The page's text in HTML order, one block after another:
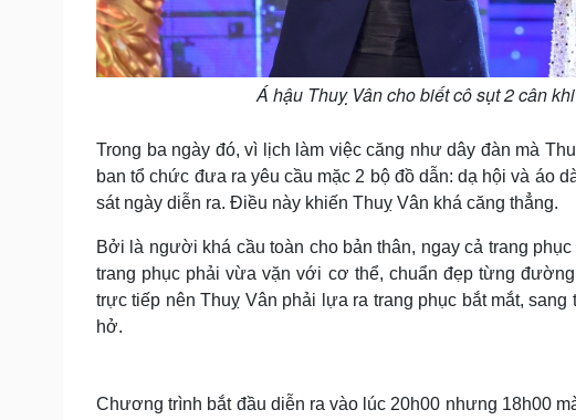
Á hậu Thuỵ Vân cho biết cô sụt 2 cân
Trong ba ngày đó, vì lịch làm việc căng như dây đàn mà
ban tổ chức đưa ra yêu cầu mặc 2 bộ đồ dẫn: dạ hội và áo
sát ngày diễn ra. Điều này khiến Thuỵ Vân khá căng thẳng.
Bởi là người khá cầu toàn cho bản thân, ngay cả trang
trang phục phải vừa vặn với cơ thể, chuẩn đẹp từng
trực tiếp nên Thuỵ Vân phải lựa ra trang phục bắt mắt,
hở.
Chương trình bắt đầu diễn ra vào lúc 20h00 nhưng 18h00